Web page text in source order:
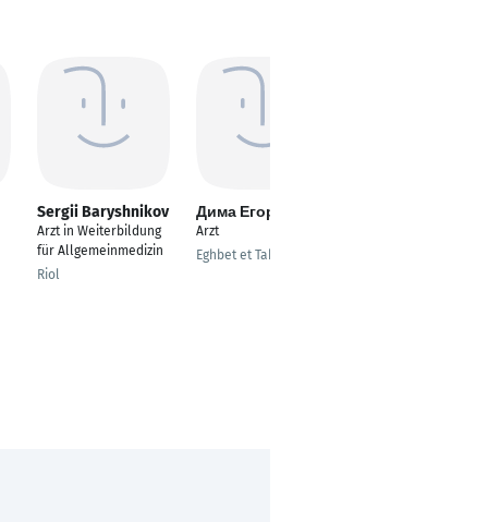
Sergii Baryshnikov
Arzt in Weiterbildung
für Allgemeinmedizin
Riol
Дима Егоров
Arzt
Eghbet et Tahta